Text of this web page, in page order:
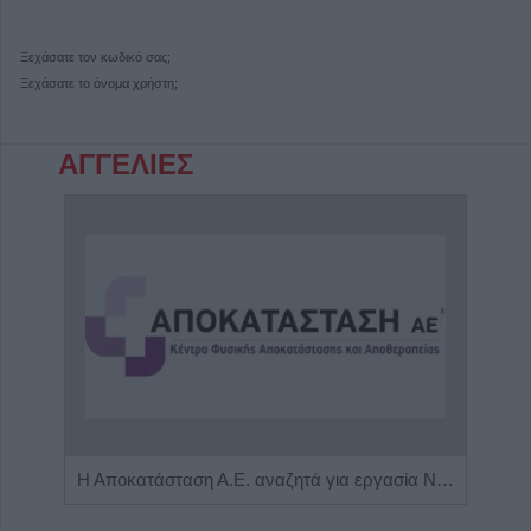
Ξεχάσατε τον κωδικό σας;
Ξεχάσατε το όνομα χρήστη;
ΑΓΓΕΛΙΕΣ
Η Αποκατάσταση Α.Ε. αναζητά για εργασία Νοσηλευτές και Βοηθούς Νοσηλευτές